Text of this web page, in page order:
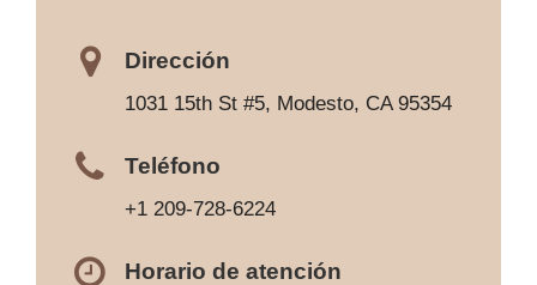
Dirección
1031 15th St #5, Modesto, CA 95354
Teléfono
+1 209-728-6224
Horario de atención